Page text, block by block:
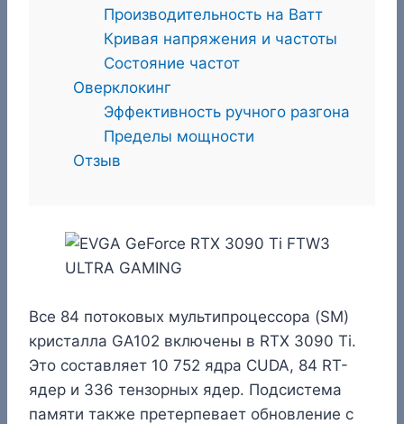
Производительность на Ватт
Кривая напряжения и частоты
Состояние частот
Оверклокинг
Эффективность ручного разгона
Пределы мощности
Отзыв
Все 84 потоковых мультипроцессора (SM)
кристалла GA102 включены в RTX 3090 Ti.
Это составляет 10 752 ядра CUDA, 84 RT-
ядер и 336 тензорных ядер. Подсистема
памяти также претерпевает обновление с